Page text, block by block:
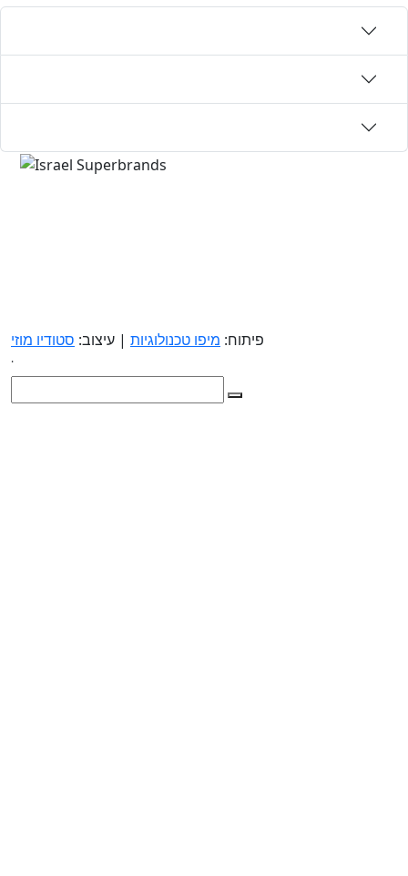
פיתוח: מיפו טכנולוגיות | עיצוב: סטודיו מוזי
.